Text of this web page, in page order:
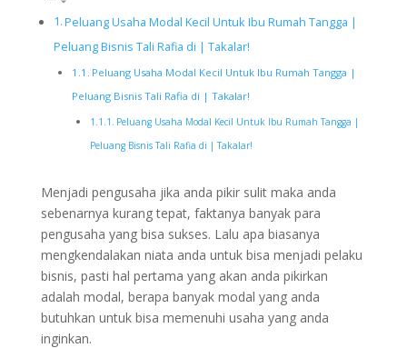
Peluang Usaha Modal Kecil Untuk Ibu Rumah Tangga |
Peluang Bisnis Tali Rafia di | Takalar!
Peluang Usaha Modal Kecil Untuk Ibu Rumah Tangga |
Peluang Bisnis Tali Rafia di | Takalar!
Peluang Usaha Modal Kecil Untuk Ibu Rumah Tangga |
Peluang Bisnis Tali Rafia di | Takalar!
Menjadi pengusaha jika anda pikir sulit maka anda
sebenarnya kurang tepat, faktanya banyak para
pengusaha yang bisa sukses. Lalu apa biasanya
mengkendalakan niata anda untuk bisa menjadi pelaku
bisnis, pasti hal pertama yang akan anda pikirkan
adalah modal, berapa banyak modal yang anda
butuhkan untuk bisa memenuhi usaha yang anda
inginkan.